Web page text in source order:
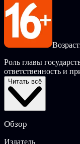
Роль главы
ответственность и
сложных
действенные
наиболее этичными.
RPG игры, действие
Читать всё
Обзор
Издатель